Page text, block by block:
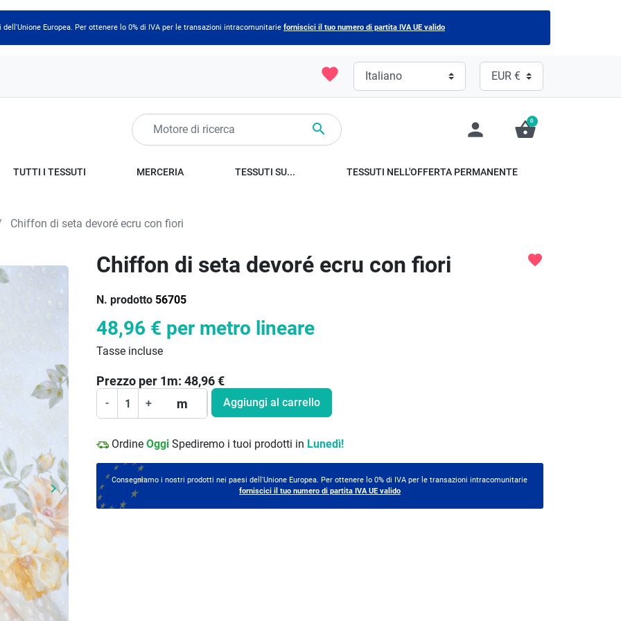
Europea. Per ottenere lo 0% di IVA per le transazioni intracomunitarie forniscici il tuo numero di partita IVA UE valido
favorite
 person shopping_basket
0
TUTTI I TESSUTI MERCERIA TESSUTI SU... TESSUTI NELL'OFFERTA PERMANENTE
Chiffon di seta devoré ecru con fiori
Prossimo
keyboard_arrow_right
Chiffon di seta devoré ecru con fiori
N. prodotto 56705
favorite
48,96 € per metro lineare
Tasse incluse
Prezzo per 1m: 48,96€
- + m Aggiungi al carrello
Ordine Oggi Spediremo i tuoi prodotti in Lunedì!
Consegniamo i nostri prodotti nei paesi dell'Unione Europea. Per ottenere lo 0% di IVA per le transazioni intracomunitarie
forniscici il tuo numero di partita IVA UE valido